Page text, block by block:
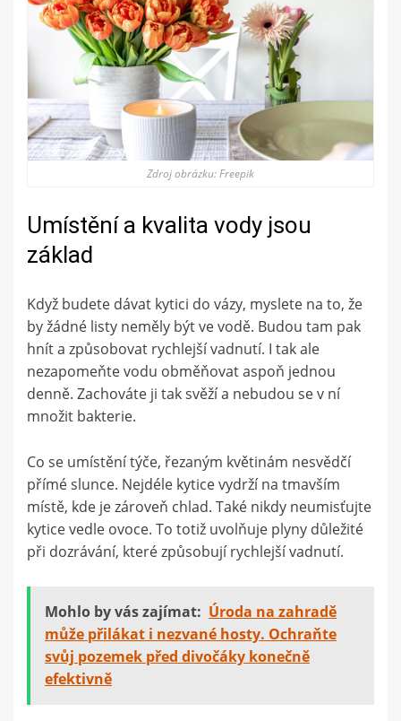
Zdroj obrázku: Freepik
Umístění a kvalita vody jsou
základ
Když budete dávat kytici do vázy, myslete na to, že
by žádné listy neměly být ve vodě. Budou tam pak
hnít a způsobovat rychlejší vadnutí. I tak ale
nezapomeňte vodu obměňovat aspoň jednou
denně. Zachováte ji tak svěží a nebudou se v ní
množit bakterie.
Co se umístění týče, řezaným květinám nesvědčí
přímé slunce. Nejdéle kytice vydrží na tmavším
místě, kde je zároveň chlad. Také nikdy neumisťujte
kytice vedle ovoce. To totiž uvolňuje plyny důležité
při dozrávání, které způsobují rychlejší vadnutí.
Mohlo by vás zajímat: Úroda na zahradě
může přilákat i nezvané hosty. Ochraňte
svůj pozemek před divočáky konečně
efektivně